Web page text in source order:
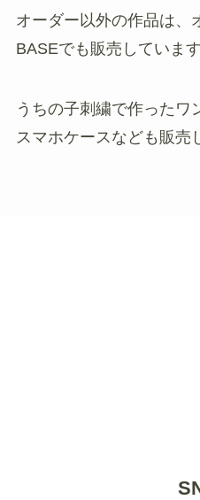
オーダー以外の作品は、
BASEでも販売しています
うちの子刺繍で作ったワ
スマホケースなども販売